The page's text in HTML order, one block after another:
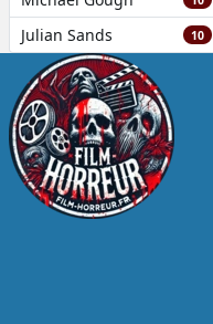
Julian Sands 10